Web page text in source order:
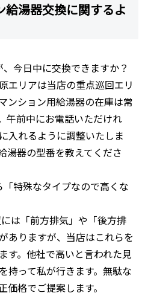
給湯器交換に関するよ
今日中に交換できますか？
エリアは当店の重点巡回エリ
ンション用給湯器の在庫は常
午前中にお電話いただけれ
入れるように調整いたしま
湯器の型番を教えてくださ
特殊なタイプなので高くな
は「前方排気」や「後方排
ありますが、当店はこれらを
す。他社で高いと言われた見
持って私が行きます。無駄な
格でご提案します。